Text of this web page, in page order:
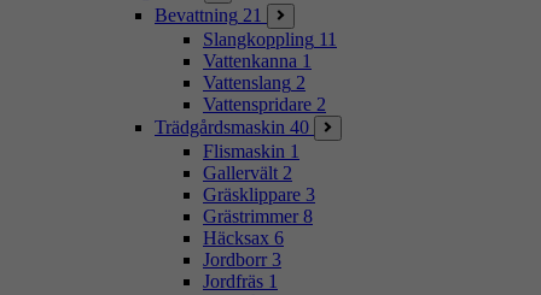
Bevattning 21
Slangkoppling 11
Vattenkanna 1
Vattenslang 2
Vattenspridare 2
Trädgårdsmaskin 40
Flismaskin 1
Gallervält 2
Gräsklippare 3
Grästrimmer 8
Häcksax 6
Jordborr 3
Jordfräs 1